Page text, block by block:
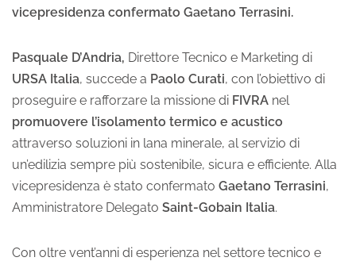
vicepresidenza confermato Gaetano Terrasini.
Pasquale D’Andria, Direttore Tecnico e Marketing di
URSA Italia, succede a Paolo Curati, con l’obiettivo di
proseguire e rafforzare la missione di FIVRA nel
promuovere l’isolamento termico e acustico
attraverso soluzioni in lana minerale, al servizio di
un’edilizia sempre più sostenibile, sicura e efficiente. Alla
vicepresidenza è stato confermato Gaetano Terrasini,
Amministratore Delegato Saint-Gobain Italia.
Con oltre vent’anni di esperienza nel settore tecnico e